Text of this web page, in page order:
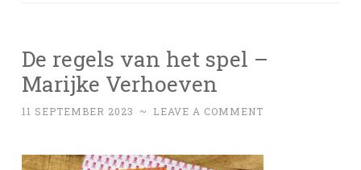
De regels van het spel –
Marijke Verhoeven
11 SEPTEMBER 2023 ~ LEAVE A COMMENT